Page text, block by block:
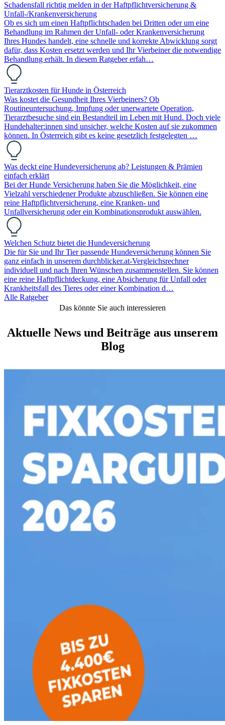
Schadensfall richtig melden in der Haftpflichtversicherung &
Unfall-/Krankenversicherung
Ob es sich um einen Haftpflichtschaden bei Dritten oder um eine
Behandlung im Rahmen der Unfall- oder Krankenversicherung
Ihres Hundes handelt, eine schnelle und korrekte Abwicklung sorgt
dafür, dass Kosten ersetzt werden und Ihr Vierbeiner die notwendige
Behandlung erhält. In diesem Ratgeber erfah…
Tierarztkosten für Hunde in Österreich
Was kostet die Gesundheit Ihres Vierbeiners? Ob
Routineuntersuchung, Impfung oder unerwartete Operation,
Tierarztbesuche sind ein Bestandteil im Leben mit Hund. Doch viele
Hundehalter:innen sind unsicher, welche Kosten auf sie zukommen
können. In Österreich gibt es keine gesetzlich festgelegten …
Was deckt eine Hundeversicherung ab? Leistungen & Prämien
einfach erklärt
Bei der Hunde Versicherung haben Sie die Möglichkeit, eine
Vielzahl verschiedener Produkte abzuschließen. Sie können eine
reine Haftpflichtversicherung, eine Kranken- und
Unfallversicherung oder ein Kombinationsprodukt auswählen.
Welchen Schutz bietet die Hundeversicherung
Die für Sie und Ihr Tier passende Hundeversicherung können Sie
ganz einfach in unserem durchblicker.at-Vergleichsrechner
individuell und nach Ihren Wünschen zusammenstellen. Sie können
eine reine Haftpflichtdeckung, eine Absicherung für Unfall oder
Krankheitsfall des Tieres oder einer Kombination d…
Alle Ratgeber
Das könnte Sie auch interessieren
Aktuelle News und Beiträge aus unserem
Blog